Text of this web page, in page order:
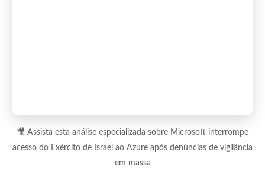
🎥 Assista esta análise especializada sobre Microsoft interrompe
acesso do Exército de Israel ao Azure após denúncias de vigilância
em massa